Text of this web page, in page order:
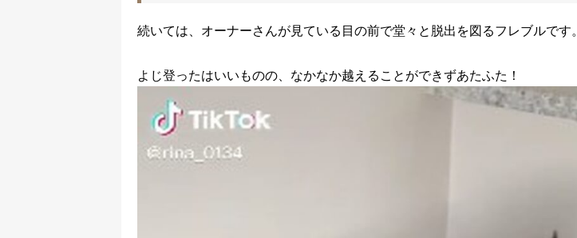
続いては、オーナーさんが見ている目の前で堂々と脱出を図るフレブルです。
よじ登ったはいいものの、なかなか越えることができずあたふた！